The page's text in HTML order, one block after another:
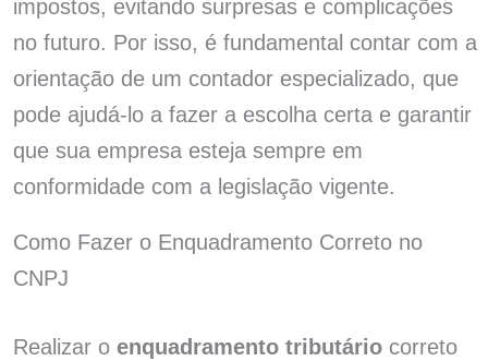
impostos, evitando surpresas e complicações
no futuro. Por isso, é fundamental contar com a
orientação de um contador especializado, que
pode ajudá-lo a fazer a escolha certa e garantir
que sua empresa esteja sempre em
conformidade com a legislação vigente.
Como Fazer o Enquadramento Correto no
CNPJ
Realizar o enquadramento tributáriocorreto